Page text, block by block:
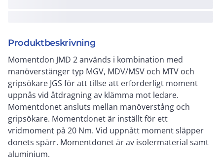
Produktbeskrivning
Momentdon JMD 2 används i kombination med
manöverstänger typ MGV, MDV/MSV och MTV och
gripsökare JGS för att tillse att erforderligt moment
uppnås vid åtdragning av klämma mot ledare.
Momentdonet ansluts mellan manöverstång och
gripsökare. Momentdonet är inställt för ett
vridmoment på 20 Nm. Vid uppnått moment släpper
donets spärr. Momentdonet är av isolermaterial samt
aluminium.